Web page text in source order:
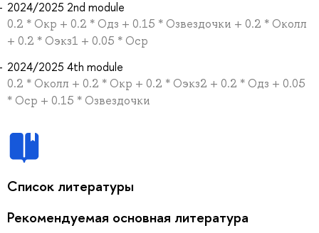
2024/2025 2nd module
0.2 * Окр + 0.2 * Одз + 0.15 * Озвездочки + 0.2 * Околл
+ 0.2 * Оэкз1 + 0.05 * Оср
2024/2025 4th module
0.2 * Околл + 0.2 * Окр + 0.2 * Оэкз2 + 0.2 * Одз + 0.05
* Оср + 0.15 * Озвездочки
Список литературы
Рекомендуемая основная литература